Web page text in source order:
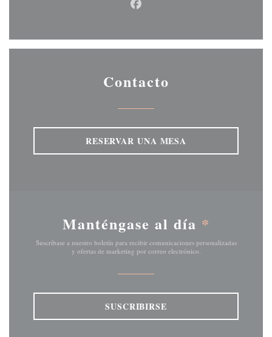
Facebook ((abre en una nueva
Contacto
RESERVAR UNA MESA
Manténgase al día *
Suscríbase a nuestro boletín para recibir comunicaciones personalizadas
y ofertas de marketing por correo electrónico.
SUSCRIBIRSE